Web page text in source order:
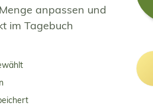
anpassen und
im Tagebuch